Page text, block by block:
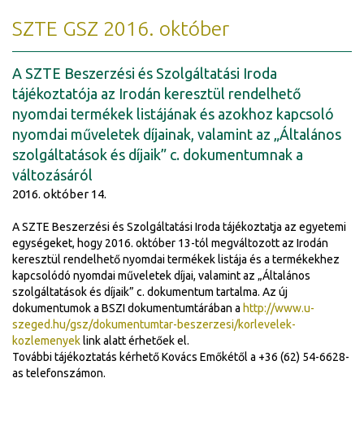
SZTE GSZ 2016. október
A SZTE Beszerzési és Szolgáltatási Iroda
tájékoztatója az Irodán keresztül rendelhető
nyomdai termékek listájának és azokhoz kapcsoló
nyomdai műveletek díjainak, valamint az „Általános
szolgáltatások és díjaik” c. dokumentumnak a
változásáról
2016. október 14.
A SZTE Beszerzési és Szolgáltatási Iroda tájékoztatja az egyetemi
egységeket, hogy 2016. október 13-tól megváltozott az Irodán
keresztül rendelhető nyomdai termékek listája és a termékekhez
kapcsolódó nyomdai műveletek díjai, valamint az „Általános
szolgáltatások és díjaik” c. dokumentum tartalma. Az új
dokumentumok a BSZI dokumentumtárában a http://www.u-
szeged.hu/gsz/dokumentumtar-beszerzesi/korlevelek-
kozlemenyeklink alatt érhetőek el.
További tájékoztatás kérhető Kovács Emőkétől a +36 (62) 54-6628-
as telefonszámon.